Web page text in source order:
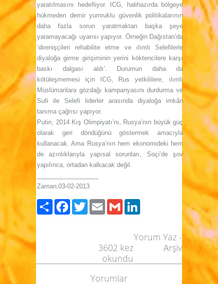
yaratılmasını hedefliyor. ICG, halihazırda bölgeye
hükmeden demir yumruklu güvenlik politikalarının
daha fazla sorun yaratmaktan başka şeye
yaramayacağı uyarısı yapıyor. Örneğin Dağıstan’da
‘direnişçileri rehabilite etme ve ılımlı Selefilerle
diyaloğa girme girişiminin yerini köktencilere karşı
baskı dalgası aldı’. Durumun daha da
kötüleşmemesi için ICG, Rus yetkililere, ılımlı
Müslümanlara gözdağı kampanyasını durdurma ve
Sufi ile Selefi liderler arasında diyaloğa imkân
tanıma çağrısı yapıyor.
Putin, 2014 Kış Olimpiyatı’nı, Rusya’nın büyük güç
olarak geri döndüğünü göstermek amacıyla
kullanacak. Ama Rusya’nın hem ekonomideki hem
de azınlıklarıyla yapısal sorunları, Soçi’de şov
yapılınca, ortadan kalkacak değil.
Zaman,03-02-2013
PaylaşFacebook
TwitterEmailGmail
Yorum Yaz -
Arşiv
3602 kez
okundu
Yorumlar